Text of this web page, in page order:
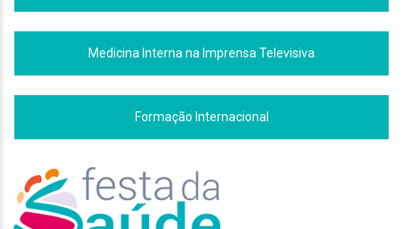
Medicina Interna na Imprensa Televisiva
Formação Internacional